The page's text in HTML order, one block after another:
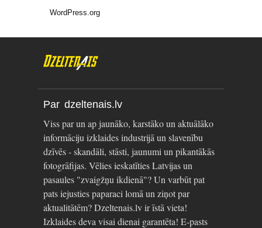
WordPress.org
Par dzeltenais.lv
Viss par un ap jaunāko, karstāko un aktuālāko
informāciju izklaides industrijā un slavenību
dzīvēs - skandāli, stāsti, jaunumi un pikantākās
fotogrāfijas. Vēlies ieskatīties Latvijas un
pasaules "zvaigžņu ikdienā"? Un varbūt pat
pats iejusties paparaci lomā un ziņot par
aktualitātēm? Dzeltenais.lv ir īstā vieta!
Izklaides deva visai dienai garantēta! E-pasts